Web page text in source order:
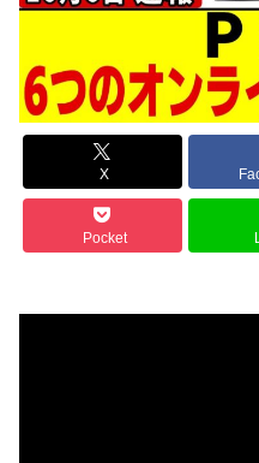
X
Pocket